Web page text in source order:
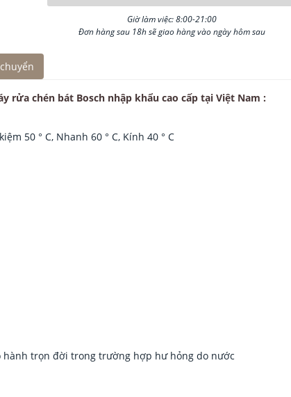
Giờ làm việc: 8:00-21:00
Đơn hàng sau 18h sẽ giao hàng vào ngày hôm sau
rửa chén bát Bosch nhập khẩu cao cấp tại Việt Nam :
50 ° C, Nhanh 60 ° C, Kính 40 ° C
hành trọn đời trong trường hợp hư hỏng do nước